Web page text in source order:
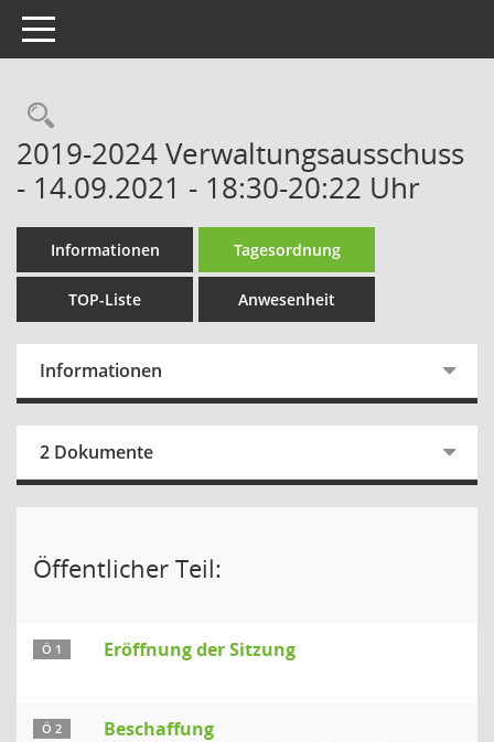
Toggle navigation
Rechercheauswahl
2019-2024 Verwaltungsausschuss
- 14.09.2021 - 18:30-20:22 Uhr
Informationen Tagesordnung
TOP-Liste Anwesenheit
Informationen
2 Dokumente
Öffentlicher Teil:
Ö 1 Eröffnung der Sitzung
Ö 2
Beschaffung